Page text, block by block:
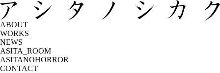
ABOUT
WORKS
NEWS
ASITA_ROOM
ASITANOHORROR
CONTACT